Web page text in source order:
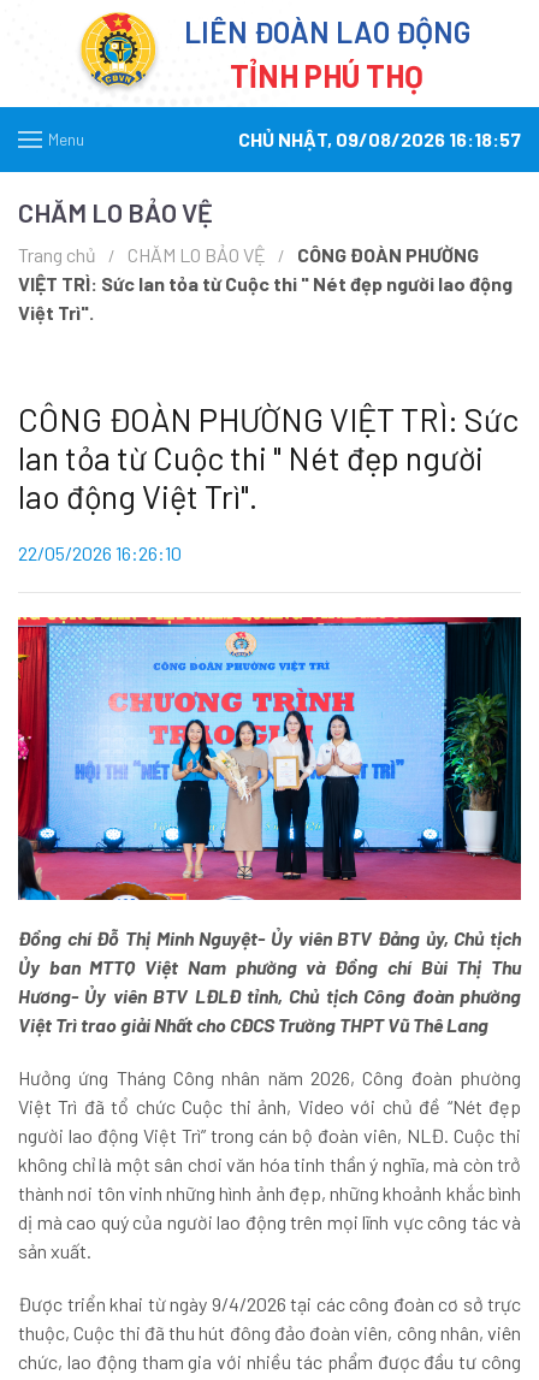
LIÊN ĐOÀN LAO ĐỘNG
TỈNH PHÚ THỌ
Menu CHỦ NHẬT, 09/08/2026 16:18:57
CHĂM LO BẢO VỆ
Trang chủ CHĂM LO BẢO VỆ
CÔNG ĐOÀN PHƯỜNG
VIỆT TRÌ: Sức lan tỏa từ Cuộc thi " Nét đẹp người lao động
Việt Trì".
CÔNG ĐOÀN PHƯỜNG VIỆT TRÌ: Sức
lan tỏa từ Cuộc thi " Nét đẹp người
lao động Việt Trì".
22/05/2026 16:26:10
Đồng chí Đỗ Thị Minh Nguyệt- Ủy viên BTV Đảng ủy, Chủ tịch
Ủy ban MTTQ Việt Nam phường và Đồng chí Bùi Thị Thu
Hương- Ủy viên BTV LĐLĐ tỉnh, Chủ tịch Công đoàn phường
Việt Trì trao giải Nhất cho CĐCS Trường THPT Vũ Thê Lang
Hưởng ứng Tháng Công nhân năm 2026, Công đoàn phường
Việt Trì đã tổ chức Cuộc thi ảnh, Video với chủ đề “Nét đẹp
người lao động Việt Trì” trong cán bộ đoàn viên, NLĐ. Cuộc thi
không chỉ là một sân chơi văn hóa tinh thần ý nghĩa, mà còn trở
thành nơi tôn vinh những hình ảnh đẹp, những khoảnh khắc bình
dị mà cao quý của người lao động trên mọi lĩnh vực công tác và
sản xuất.
Được triển khai từ ngày 9/4/2026 tại các công đoàn cơ sở trực
thuộc, Cuộc thi đã thu hút đông đảo đoàn viên, công nhân, viên
chức, lao động tham gia với nhiều tác phẩm được đầu tư công